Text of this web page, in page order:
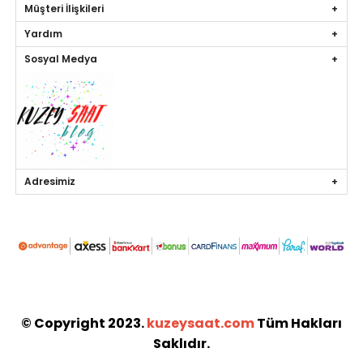
Müşteri İlişkileri
Yardım
Sosyal Medya
Adresimiz
© Copyright 2023.kuzeysaat.comTüm Hakları
Saklıdır.